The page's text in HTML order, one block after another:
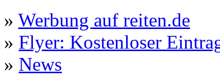
» Werbung auf reiten.de
» Flyer: Kostenloser
» News